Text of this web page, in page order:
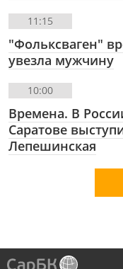
11:15
"Фольксваген"
увезла мужчину
10:00
Времена. В
Саратове
Лепешинская